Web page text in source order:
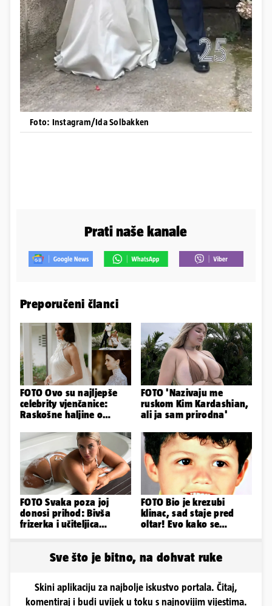
Foto: Instagram/Ida Solbakken
Prati naše kanale
Preporučeni članci
FOTO Ovo su najljepše
celebrity vjenčanice:
Raskošne haljine o
svijet
FOTO 'Nazivaju me
ruskom Kim Kardashian,
ali ja sam prirodna'
FOTO Svaka poza joj
donosi prihod: Bivša
frizerka i učiteljica
FOTO Bio je krezubi
klinac, sad staje pred
oltar! Evo kako se
Sve što je bitno, na dohvat ruke
Skini aplikaciju za najbolje iskustvo portala. Čitaj,
komentiraj i budi uvijek u toku s najnovijim vijestima.